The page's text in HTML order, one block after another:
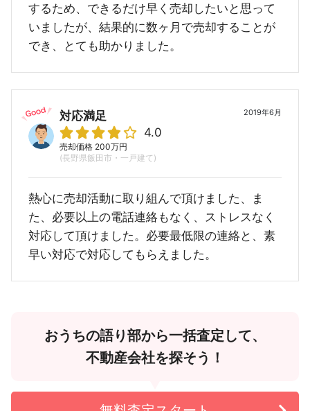
するため、できるだけ早く売却したいと思って
いましたが、結果的に数ヶ月で売却することが
でき、とても助かりました。
2019年6月
対応満足
4.0
売却価格 200万円
(長野県飯田市・一戸建て)
熱心に売却活動に取り組んで頂けました、ま
た、必要以上の電話連絡もなく、ストレスなく
対応して頂けました。必要最低限の連絡と、素
早い対応で対応してもらえました。
おうちの語り部から一括査定して、
不動産会社を探そう！